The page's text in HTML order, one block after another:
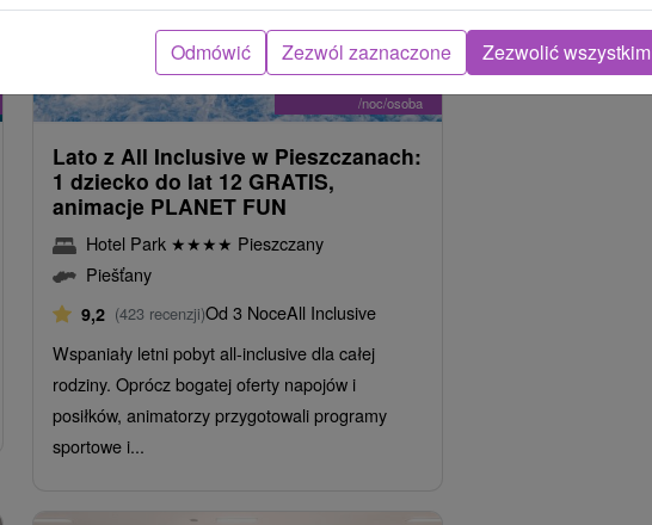
od440,95zł
Zniżka 1 %
od435,55zł
/noc/osoba
Lato z All Inclusive w Pieszczanach:
1 dziecko do lat 12 GRATIS,
animacje PLANET FUN
Hotel Park ★★★★ Pieszczany
Piešťany
9,2 (423 recenzji)Od 3 NoceAll Inclusive
Wspaniały letni pobyt all-inclusive dla całej
rodziny. Oprócz bogatej oferty napojów i
posiłków, animatorzy przygotowali programy
sportowe i...
Odmówić Zezwól zaznaczone Zezwolić wszystkim